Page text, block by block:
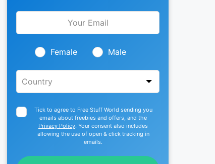
Leave
blank
Female Male
Tick to agree to Free Stuff World sending you
emails about freebies and offers, and the
Privacy Policy. Your consent also includes
allowing the use of open & click tracking in
emails.